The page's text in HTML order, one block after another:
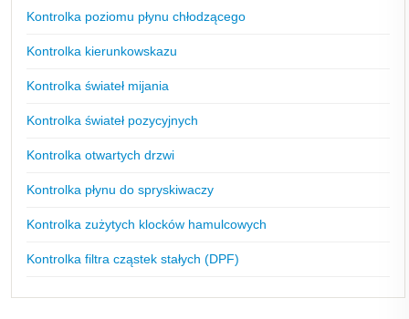
Kontrolka poziomu płynu chłodzącego
Kontrolka kierunkowskazu
Kontrolka świateł mijania
Kontrolka świateł pozycyjnych
Kontrolka otwartych drzwi
Kontrolka płynu do spryskiwaczy
Kontrolka zużytych klocków hamulcowych
Kontrolka filtra cząstek stałych (DPF)